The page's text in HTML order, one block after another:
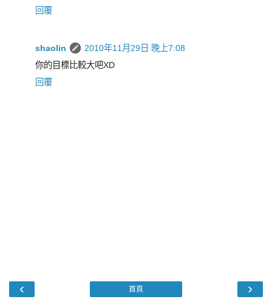
回覆
shaolin
2010年11月29日 晚上7:08
你的目標比較大吧XD
回覆
‹ ›
首頁